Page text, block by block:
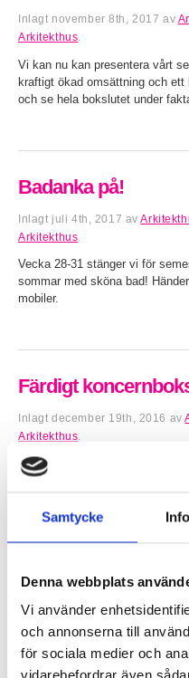
Samtycke
Denna webbplats
Vi använder
och annonserna till
för sociala medier och
vidarebefordrar även
Inlagt november 8th, 2017 av
Arkitekthus.
Vi kan nu kan presentera vårt
kraftigt ökad omsättning och
och se hela bokslutet under
Badanka på!
Inlagt juli 4th, 2017 av
Arkitekthus
Vecka 28-31 stänger vi för
sommar med sköna bad!
mobiler.
Färdigt
Inlagtdecember 19th, 2016 av
Arkitekthus.
Nu är koncernbokslutet klart
Inlagtdecember 19th, 2016av
Arkitekthus önskar alla kunder,
Jul och ett Gott Nytt År.